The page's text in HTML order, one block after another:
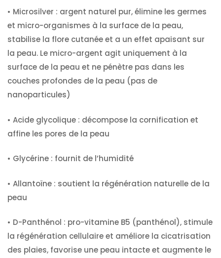
• Microsilver : argent naturel pur, élimine les germes
et micro-organismes à la surface de la peau,
stabilise la flore cutanée et a un effet apaisant sur
la peau. Le micro-argent agit uniquement à la
surface de la peau et ne pénètre pas dans les
couches profondes de la peau (pas de
nanoparticules)
• Acide glycolique : décompose la cornification et
affine les pores de la peau
• Glycérine : fournit de l’humidité
• Allantoïne : soutient la régénération naturelle de la
peau
• D-Panthénol : pro-vitamine B5 (panthénol), stimule
la régénération cellulaire et améliore la cicatrisation
des plaies, favorise une peau intacte et augmente le